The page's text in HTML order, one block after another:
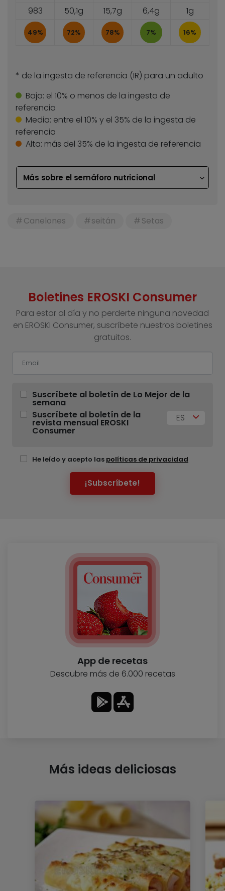
983 50,1g 15,7g 6,4g 1g
49% 72% 78% 7% 16%
* de la ingesta de referencia (IR) para un adulto
Baja: el 10% o menos de la ingesta de
referencia
Media: entre el 10% y el 35% de la ingesta de
referencia
Alta: más del 35% de la ingesta de referencia
Más sobre el semáforo nutricional
Canelones seitán Setas
Boletines EROSKI Consumer
Para estar al día y no perderte ninguna novedad
en EROSKI Consumer, suscríbete nuestros boletines
gratuitos.
Suscríbete al boletín de Lo Mejor de la
semana
Suscríbete al boletín de la
revista mensual EROSKI
Consumer
ES
He leído y acepto las políticas de privacidad
¡Subscríbete!
App de recetas
Descubre más de 6.000 recetas
Más ideas deliciosas